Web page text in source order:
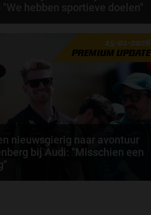
"We hebben sportieve doelen"
we gedag tegen KICK Sauber en
Toch verandert er op het eerste15-01-2026
PREMIUM UPDATE
nieuwsgierig naar avontuur
bij Audi: "Misschien een